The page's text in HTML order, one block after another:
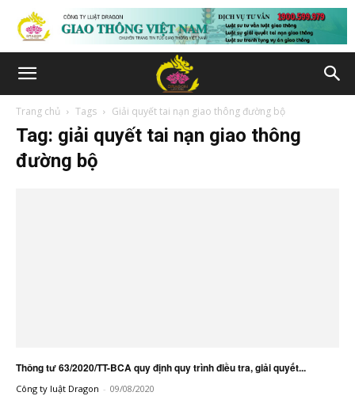
Trang chủ Tags Giải quyết tai nạn giao thông đường bộ
Tag: giải quyết tai nạn giao thông
đường bộ
Thông tư 63/2020/TT-BCA quy định quy trình điều tra, giải quyết...
Công ty luật Dragon - 09/08/2020